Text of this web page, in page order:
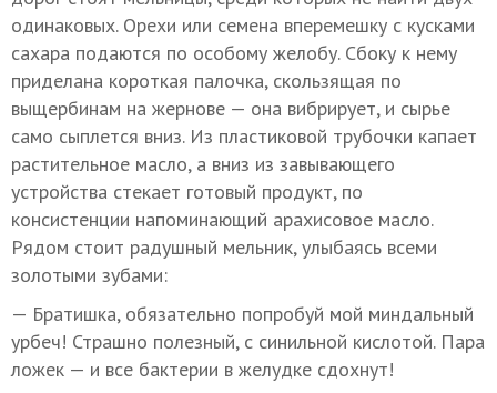
одинаковых. Орехи или семена вперемешку с кусками
сахара подаются по особому желобу. Сбоку к нему
приделана короткая палочка, скользящая по
выщербинам на жернове — она вибрирует, и сырье
само сыплется вниз. Из пластиковой трубочки капает
растительное масло, а вниз из завывающего
устройства стекает готовый продукт, по
консистенции напоминающий арахисовое масло.
Рядом стоит радушный мельник, улыбаясь всеми
золотыми зубами:
— Братишка, обязательно попробуй мой миндальный
урбеч! Страшно полезный, с синильной кислотой. Пара
ложек — и все бактерии в желудке сдохнут!